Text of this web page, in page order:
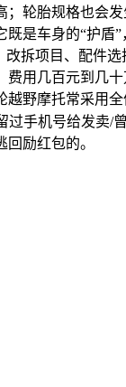
轮胎规格也会
是车身的“护盾
拆项目、配件
费用几百元到几
野摩托常采用
过手机号给发卖/
励红包的。